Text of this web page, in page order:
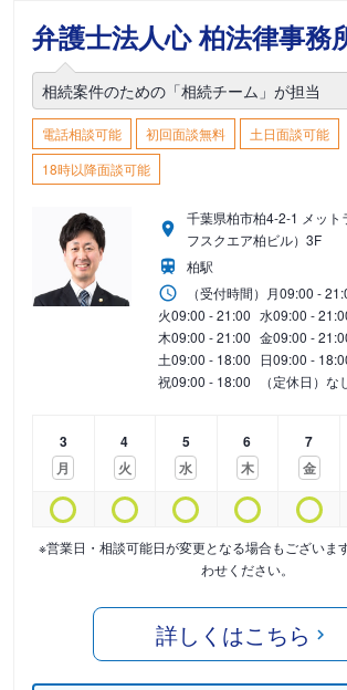
弁護士法人心 柏法律事務
相続案件のための「相続チーム」が担当
電話相談可能 初回面談無料
土日面談可能
18時以降面談可能
千葉県柏市柏4-2-1 メット
フスクエア柏ビル）3F
柏駅
（受付時間） 月09:00 -
火09:00 - 21:00 水09:00 -
木09:00 - 21:00 金09:00 -
土09:00 - 18:00 日09:00 -
祝09:00 - 18:00 （定休日）な
3
月
4
火
5
水
6
木
7
金
※営業日・相談可能日が変更となる場合もございま
わせください。
詳しくはこちら